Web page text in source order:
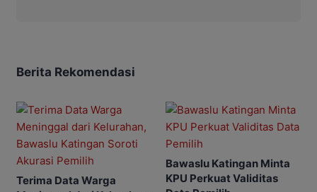
Berita Rekomendasi
Terima Data Warga
Bawaslu Katingan Minta
KPU Perkuat Validitas